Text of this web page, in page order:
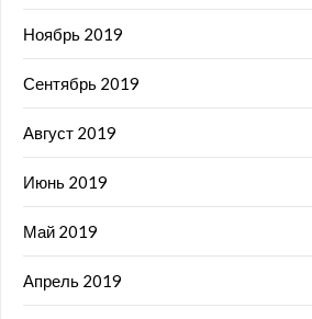
Ноябрь 2019
Сентябрь 2019
Август 2019
Июнь 2019
Май 2019
Апрель 2019